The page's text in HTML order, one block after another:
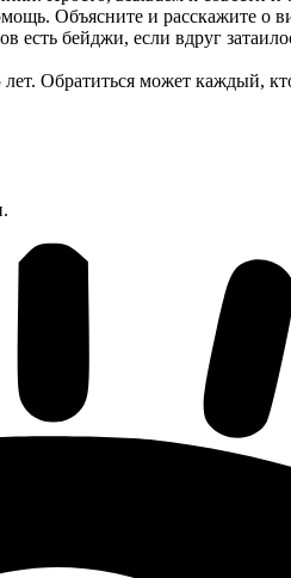
Объясните и расскажите о
есть бейджи, если вдруг
Обратиться может каждый,